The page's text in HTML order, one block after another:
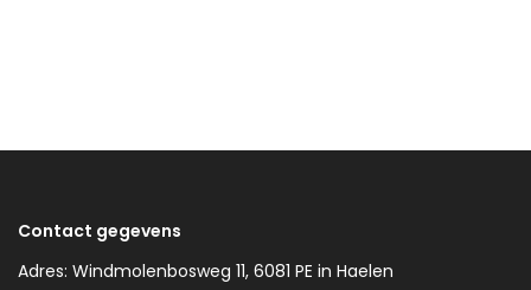
Contact gegevens
Adres: Windmolenbosweg 11, 6081 PE in Haelen